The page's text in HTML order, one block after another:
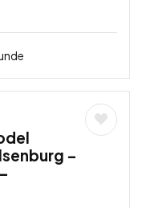
–